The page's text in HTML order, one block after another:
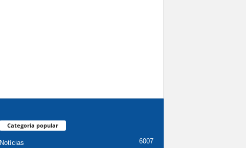
Categoria popular
Notícias 6007